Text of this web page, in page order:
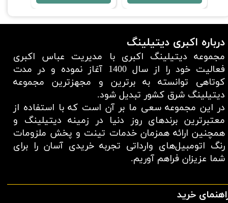
درباره اکبری دیتیلینگ
مجموعه دیتیلینگ اکبری با مدیریت عباس اکبری
فعالیت خود را از سال 1400 آغاز نموده و در مدت
کوتاهی توانسته به برترین و مجهزترین مجموعه
دیتیلینگ شرق کشور تبدیل شود.
در این مجموعه سعی ما بر آن است که با استفاده از
معتبر‌ترین برند‌های روز دنیا در زمینه دیتیلینگ و
همچنین ارائه همزمان خدمات تینت و پخش ملزومات
رنگ اتومبیل‌های وارداتی تجربه خریدی آسان را برای
شما عزیزان فراهم آوریم.​​​​​​​
خرید